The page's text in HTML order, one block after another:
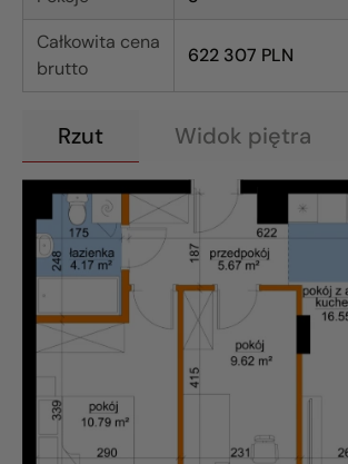
Całkowita cena
brutto
622 307 PLN
Rzut Widok piętra